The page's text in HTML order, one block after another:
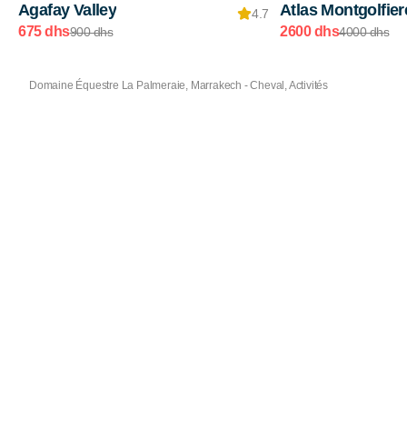
Agafay Valley 4.7
675 dhs900 dhs
Atlas
2600 dhs4000 dhs
Domaine Équestre La Palmeraie, Marrakech - Cheval, Activités